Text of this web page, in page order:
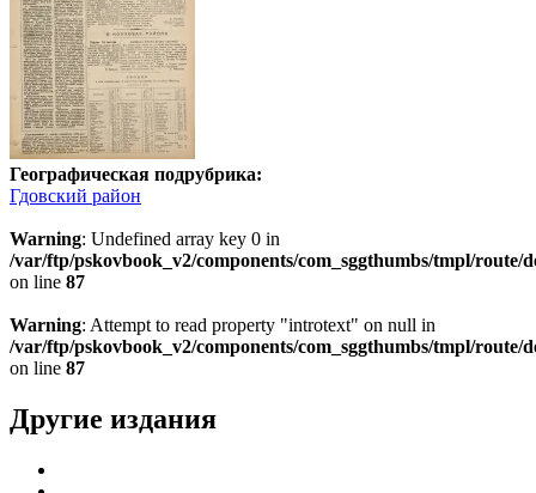
Географическая подрубрика:
Гдовский район
Warning: Undefined array key 0 in
/var/ftp/pskovbook_v2/components/com_sggthumbs/tmpl/route/
on line 87
Warning: Attempt to read property "introtext" on null in
/var/ftp/pskovbook_v2/components/com_sggthumbs/tmpl/route/
on line 87
Другие издания